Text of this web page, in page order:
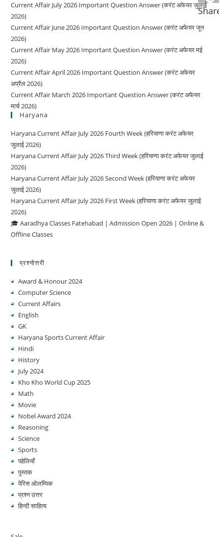
Current Affair July 2026 Important Question Answer (करंट अफेयर जुलाई
2026)
Current Affair June 2026 Important Question Answer (करंट अफेयर जून
2026)
Current Affair May 2026 Important Question Answer (करंट अफेयर मई
2026)
Current Affair April 2026 Important Question Answer (करंट अफेयर
अप्रैल 2026)
Current Affair March 2026 Important Question Answer (करंट अफेयर
मार्च 2026)
Haryana
Haryana Current Affair July 2026 Fourth Week (हरियाणा करंट अफेयर
जुलाई 2026)
Haryana Current Affair July 2026 Third Week (हरियाणा करंट अफेयर जुलाई
2026)
Haryana Current Affair July 2026 Second Week (हरियाणा करंट अफेयर
जुलाई 2026)
Haryana Current Affair July 2026 First Week (हरियाणा करंट अफेयर जुलाई
2026)
🎓 Aaradhya Classes Fatehabad | Admission Open 2026 | Online &
Offline Classes
प्रश्नोत्तरी
Award & Honour 2024
Computer Science
Current Affairs
English
GK
Haryana Sports Current Affair
Hindi
History
July 2024
Kho Kho World Cup 2025
Math
Movie
Nobel Award 2024
Reasoning
Science
Sports
पहेलियाँ
पुस्तक
पेरिस ओलम्पिक
प्रश्न उत्तर
हिन्दी साहित्य